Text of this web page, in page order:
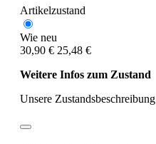
Artikelzustand
Wie neu
30,90 € 25,48 €
Weitere Infos zum Zustand
Unsere Zustandsbeschreibung